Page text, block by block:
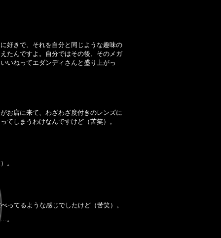
好きで、それを自分と同じような趣味の
たんですよ。自分ではその後、そのメガ
いねってエダンディさんと盛り上がっ
お店に来て、わざわざ度付きのレンズに
てしまうわけなんですけど（苦笑）。
。
ってるような感じでしたけど（苦笑）。
。